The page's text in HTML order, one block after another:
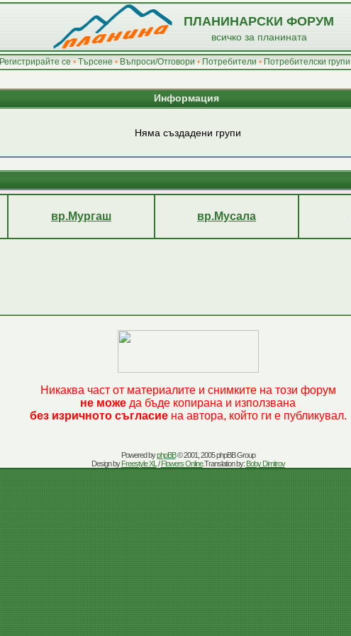
ПЛАНИНАРСКИ ФОРУМ
всичко за планината
Регистрирайте се • Търсене • Въпроси/Отговори • Потребители • Потребителски групи
Информация
Няма създадени групи
вр.Мургаш вр.Мусала
Никаква част от материалите и снимките на този форум
не може да бъде копирана и използвана
без изричното съгласиена автора, който ги е публикувал.
Powered byphpBB© 2001, 2005 phpBB Group
Design byFreestyle XL /Flowers Online.Translation by: Boby Dimitrov